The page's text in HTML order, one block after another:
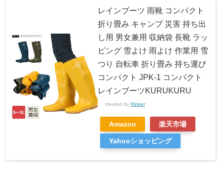
レインブーツ 雨靴 コンパクト
折り畳み キャンプ 災害 持ち出
し用 男女兼用 収納袋 長靴 ラッ
ピング 雪よけ 雨よけ 作業用 雪
つり 自転車 折り畳み 持ち運び
コンパクト JPK-1 コンパクト
レインブーツKURUKURU
created by Rinker
Amazon 楽天市場
Yahooショッピング